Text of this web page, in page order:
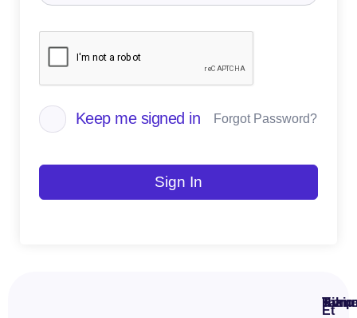
Keep me signed in Forgot Password?
Sign In
Takip
Et